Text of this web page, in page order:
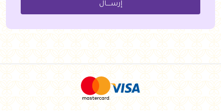
إرســــال